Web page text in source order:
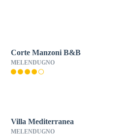
Corte Manzoni B&B
MELENDUGNO
Villa Mediterranea
MELENDUGNO